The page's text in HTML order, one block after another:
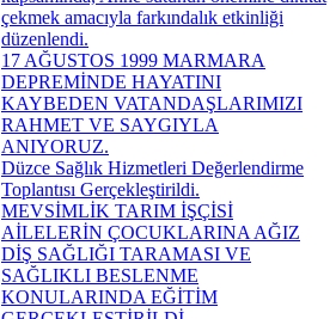
çekmek amacıyla farkındalık etkinliği
düzenlendi.
17 AĞUSTOS 1999 MARMARA
DEPREMİNDE HAYATINI
KAYBEDEN VATANDAŞLARIMIZI
RAHMET VE SAYGIYLA
ANIYORUZ.
Düzce Sağlık Hizmetleri Değerlendirme
Toplantısı Gerçekleştirildi.
MEVSİMLİK TARIM İŞÇİSİ
AİLELERİN ÇOCUKLARINA AĞIZ
DİŞ SAĞLIĞI TARAMASI VE
SAĞLIKLI BESLENME
KONULARINDA EĞİTİM